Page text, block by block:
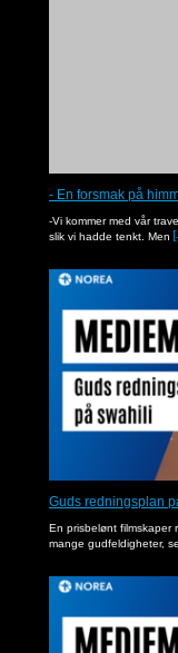
- En forsmak på
-Vi kommer med vår
slik vi hadde tenkt. Men
Guds redningsplan
En prisbelønt filmskaper
mange gudfeldigheter,